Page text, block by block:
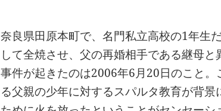
奈良県田原本町で、名門私立高校の1年生
して全焼させ、父の再婚相手である継母
事件が起きたのは2006年6月20日のこと
る父親の少年に対するスパルタ教育が背